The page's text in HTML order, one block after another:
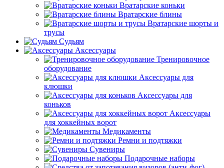
Вратарские коньки
Вратарские блины
Вратарские шорты и
трусы
Судьям
Аксессуары
Тренировочное
оборудование
Аксессуары для
клюшки
Аксессуары для
коньков
Аксессуары
для хоккейных ворот
Медикаменты
Ремни и подтяжки
Сувениры
Подарочные наборы